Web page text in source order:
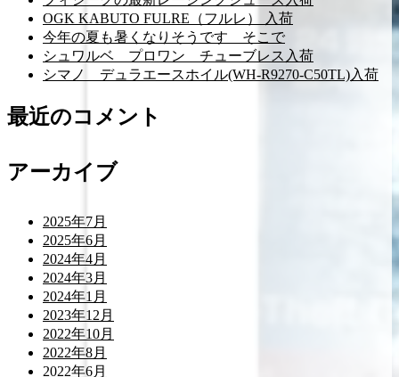
OGK KABUTO FULRE（フルレ） 入荷
今年の夏も暑くなりそうです そこで
シュワルベ プロワン チューブレス入荷
シマノ デュラエースホイル(WH-R9270-C50TL)入荷
最近のコメント
アーカイブ
2025年7月
2025年6月
2024年4月
2024年3月
2024年1月
2023年12月
2022年10月
2022年8月
2022年6月